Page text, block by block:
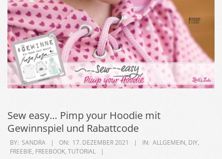
Sew easy… Pimp your Hoodie mit
Gewinnspiel und Rabattcode
2021-
12-
BY: SANDRA ON: 17. DEZEMBER 2021 IN: ALLGEMEIN, DIY,
FREEBIE, FREEBOOK, TUTORIAL